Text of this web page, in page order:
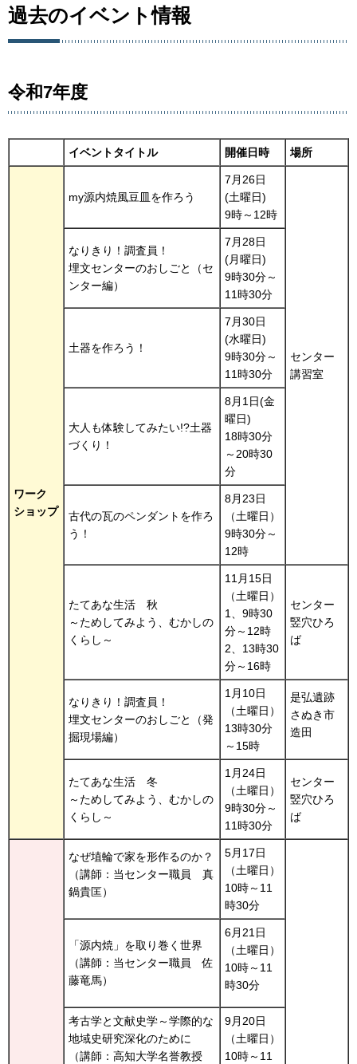
過去のイベント情報
令和7年度
イベントタイトル 開催日時 場所
ワーク
ショップ
my源内焼風豆皿を作ろう
7月26日
(土曜日)
9時～12時
センター
講習室
なりきり！調査員！
埋文センターのおしごと（セ
ンター編）
7月28日
(月曜日)
9時30分～
11時30分
土器を作ろう！
7月30日
(水曜日)
9時30分～
11時30分
大人も体験してみたい!?土器
づくり！
8月1日(金
曜日)
18時30分
～20時30
分
古代の瓦のペンダントを作ろ
う！
8月23日
（土曜日）
9時30分～
12時
たてあな生活
秋
～ためしてみよう、むかしの
くらし～
11月15日
（土曜日）
1、9時30
分～12時
2、13時30
分～16時
センター
竪穴ひろ
ば
なりきり！調査員！
埋文センターのおしごと（発
掘現場編）
1月10日
（土曜日）
13時30分
～15時
是弘遺跡
さぬき市
造田
たてあな生活
冬
～ためしてみよう、むかしの
くらし～
1月24日
（土曜日）
9時30分～
11時30分
センター
竪穴ひろ
ば
なぜ埴輪で家を形作るのか？
（講師：当センター職員
真
鍋貴匡）
5月17日
（土曜日）
10時～11
時30分
「源内焼」を取り巻く世界
（講師：当センター職員
佐
藤竜馬）
6月21日
（土曜日）
10時～11
時30分
考古学と文献史学～学際的な
地域史研究深化のために
（講師：高知大学名誉教授
9月20日
（土曜日）
10時～11